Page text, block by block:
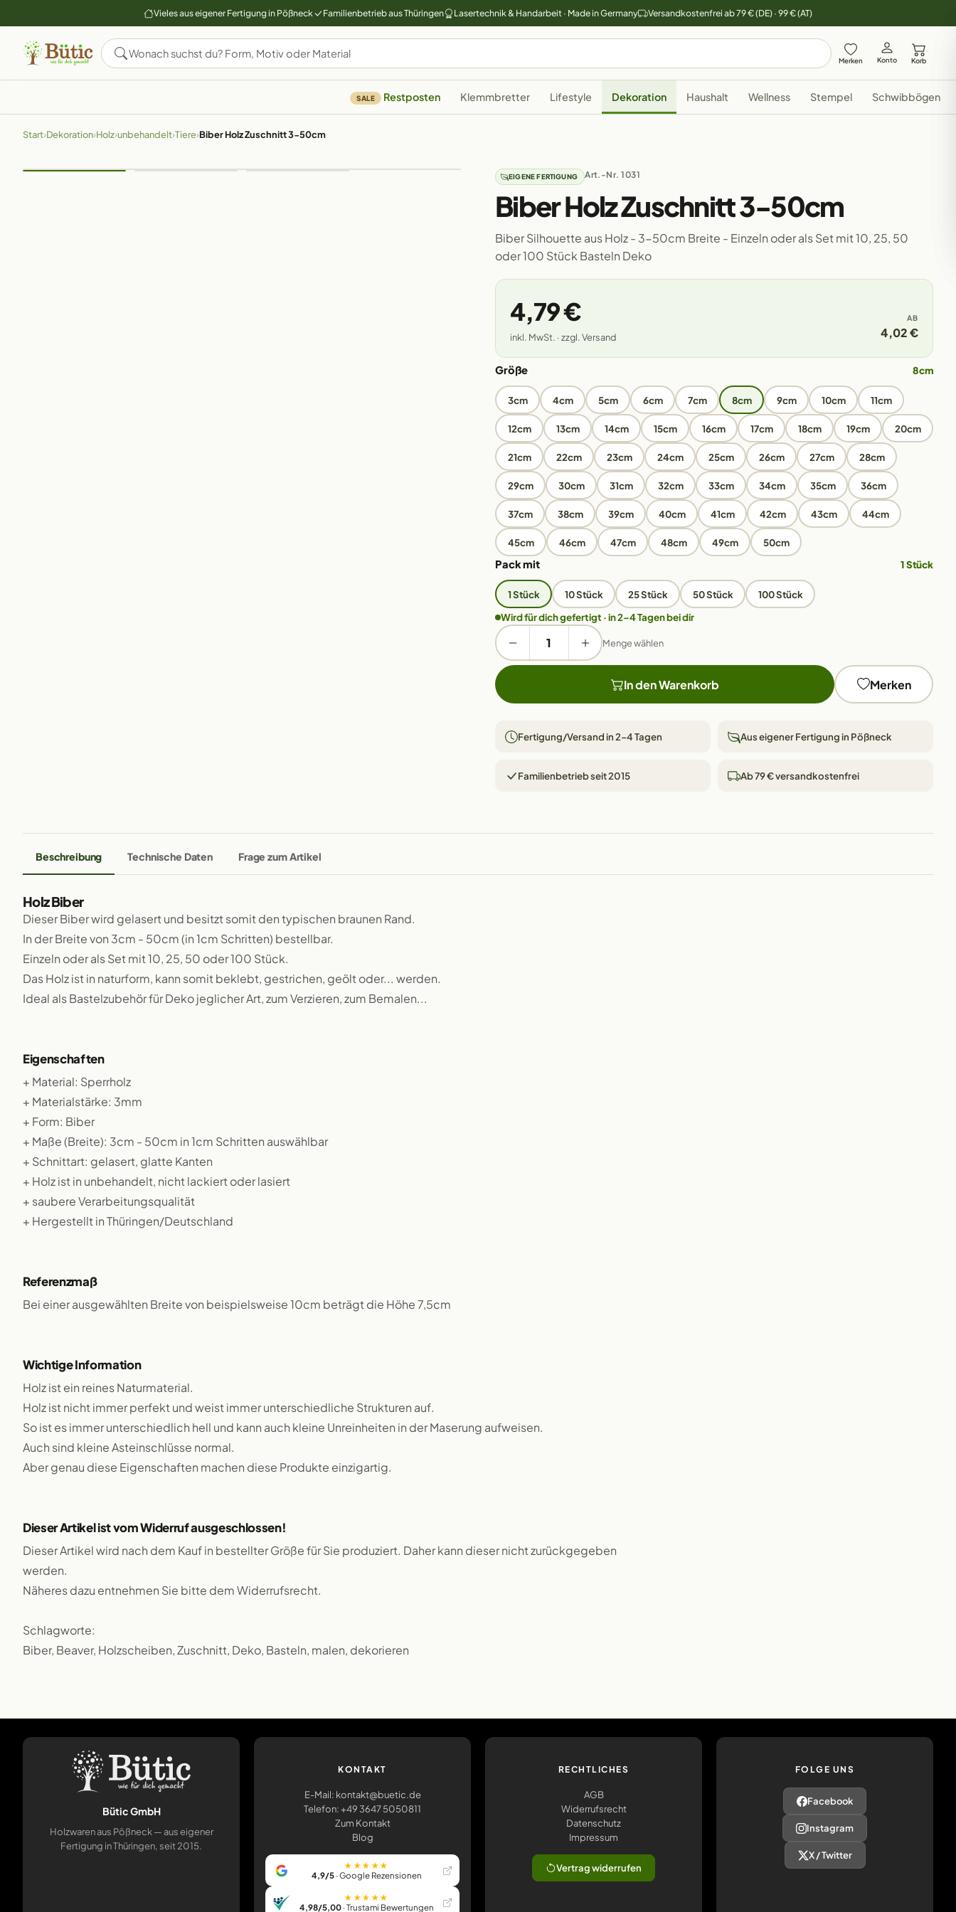
Vieles aus eigener Fertigung in Pößneck Familienbetrieb aus Thüringen Lasertechnik & Handarbeit · Made in Germany Versandkostenfrei ab 79 € (DE) · 99 € (AT)
Merken Konto Korb
SALE Restposten Klemmbretter Lifestyle Dekoration Haushalt Wellness Stempel Schwibbögen
Start›Dekoration›Holz›unbehandelt›Tiere›Biber Holz Zuschnitt 3-50cm
EIGENE FERTIGUNG Art.-Nr. 1031
Biber Holz Zuschnitt 3-50cm
Biber Silhouette aus Holz - 3-50cm Breite - Einzeln oder als Set mit 10, 25, 50
oder 100 Stück Basteln Deko
4,79 €
inkl. MwSt. · zzgl. Versand
AB
4,02 €
Größe 8cm
3cm 4cm 5cm 6cm 7cm 8cm 9cm 10cm 11cm
12cm 13cm 14cm 15cm 16cm 17cm 18cm 19cm 20cm
21cm 22cm 23cm 24cm 25cm 26cm 27cm 28cm
29cm 30cm 31cm 32cm 33cm 34cm 35cm 36cm
37cm 38cm 39cm 40cm 41cm 42cm 43cm 44cm
45cm 46cm 47cm 48cm 49cm 50cm
Pack mit 1 Stück
1 Stück 10 Stück 25 Stück 50 Stück
100 Stück
Wird für dich gefertigt · in 2–4 Tagen bei dir
Menge wählen
In den Warenkorb Merken
Fertigung/Versand in 2–4 Tagen Aus eigener Fertigung in Pößneck
Familienbetrieb seit 2015 Ab 79 € versandkostenfrei
Beschreibung Technische Daten Frage zum Artikel
Holz Biber
Dieser Biber wird gelasert und besitzt somit den typischen braunen Rand.
In der Breite von 3cm - 50cm (in 1cm Schritten) bestellbar.
Einzeln oder als Set mit 10, 25, 50 oder 100 Stück.
Das Holz ist in naturform, kann somit beklebt, gestrichen, geölt oder... werden.
Ideal als Bastelzubehör für Deko jeglicher Art, zum Verzieren, zum Bemalen...
Eigenschaften
+ Material: Sperrholz
+ Materialstärke: 3mm
+ Form: Biber
+ Maße (Breite): 3cm - 50cm in 1cm Schritten auswählbar
+ Schnittart: gelasert, glatte Kanten
+ Holz ist in unbehandelt, nicht lackiert oder lasiert
+ saubere Verarbeitungsqualität
+ Hergestellt in Thüringen/Deutschland
Referenzmaß
Bei einer ausgewählten Breite von beispielsweise 10cm beträgt die Höhe 7,5cm
Wichtige Information
Holz ist ein reines Naturmaterial.
Holz ist nicht immer perfekt und weist immer unterschiedliche Strukturen auf.
So ist es immer unterschiedlich hell und kann auch kleine Unreinheiten in der Maserung aufweisen.
Auch sind kleine Asteinschlüsse normal.
Aber genau diese Eigenschaften machen diese Produkte einzigartig.
Dieser Artikel ist vom Widerruf ausgeschlossen!
Dieser Artikel wird nach dem Kauf in bestellter Größe für Sie produziert. Daher kann dieser nicht zurückgegeben
werden.
Näheres dazu entnehmen Sie bitte dem Widerrufsrecht.
Schlagworte:
Biber, Beaver, Holzscheiben, Zuschnitt, Deko, Basteln, malen, dekorieren
Bütic GmbH
Holzwaren aus Pößneck — aus eigener
Fertigung in Thüringen, seit 2015.
KONTAKT
E-Mail: kontakt@buetic.de
Telefon: +49 3647 5050811
Zum Kontakt
Blog
★★★★★
4,9/5 · Google Rezensionen
★★★★★
4,98/5,00 · Trustami Bewertungen
RECHTLICHES
AGB
Widerrufsrecht
Datenschutz
Impressum
Vertrag widerrufen
FOLGE UNS
Facebook
Instagram
X / Twitter